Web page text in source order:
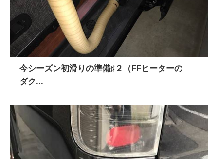
今シーズン初滑りの準備♯２（FFヒーターの
ダク...